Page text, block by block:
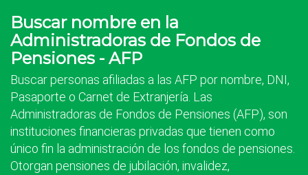
Buscar nombre en la
Administradoras de Fondos de
Pensiones - AFP
Buscar personas afiliadas a las AFP por nombre, DNI,
Pasaporte o Carnet de Extranjería. Las
Administradoras de Fondos de Pensiones (AFP), son
instituciones financieras privadas que tienen como
único fin la administración de los fondos de pensiones.
Otorgan pensiones de jubilación, invalidez,